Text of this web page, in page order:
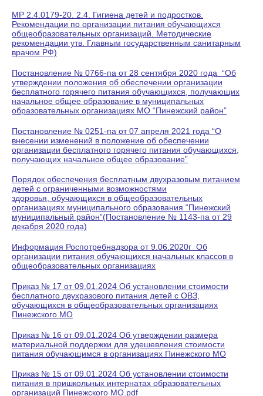
МР 2.4.0179-20. 2.4. Гигиена детей и подростков.
Рекомендации по организации питания обучающихся
общеобразовательных организаций. Методические
рекомендации утв. Главным государственным санитарным
врачом РФ)
Постановление № 0766-па от 28 сентября 2020 года “Об
утверждении положения об обеспечении организации
бесплатного горячего питания обучающихся, получающих
начальное общее образование в муниципальных
образовательных организациях МО “Пинежский район”
Постановление № 0251-па от 07 апреля 2021 года “О
внесении изменений в положение об обеспечении
организации бесплатного горячего питания обучающихся,
получающих начальное общее образование”
Порядок обеспечения бесплатным двухразовым питанием
детей с ограниченными возможностями
здоровья, обучающихся в общеобразовательных
организациях муниципального образования “Пинежский
муниципальный район”(Постановление № 1143-па от 29
декабря 2020 года)
Информация Роспотребнадзора от 9.06.2020г Об
организации питания обучающихся начальных классов в
общеобразовательных организациях
Приказ № 17 от 09.01.2024 Об установлении стоимости
бесплатного двухразового питания детей с ОВЗ,
обучающихся в общеобразовательных организациях
Пинежского МО
Приказ № 16 от 09.01.2024 Об утверждении размера
материальной поддержки для удешевления стоимости
питания обучающимся в организациях Пинежского МО
Приказ № 15 от 09.01.2024 Об установлении стоимости
питания в пришкольных интернатах образовательных
организаций Пинежского МО.pdf